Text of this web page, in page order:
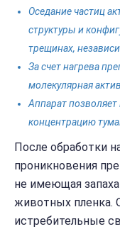
Оседание частиц
структуры и
трещинах,
За счет нагрева
молекулярная
Аппарат
концентрацию
После обработки
проникновения
не имеющая
животных пленка.
истребительные